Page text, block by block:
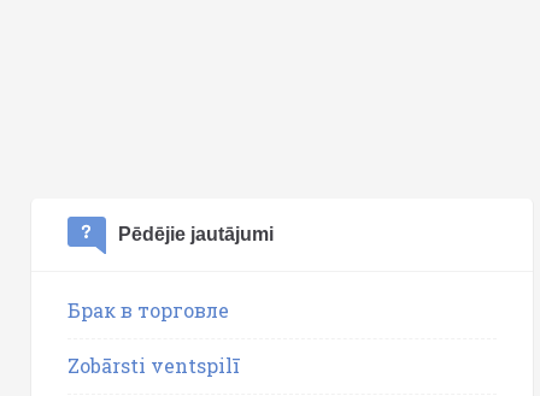
Pēdējie jautājumi
Брак в торговле
Zobārsti ventspilī